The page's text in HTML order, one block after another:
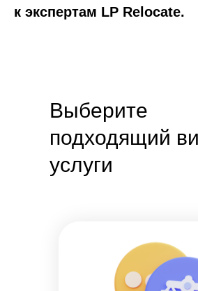
к экспертам LP Relocate.
Выберите
подходящий
услуги